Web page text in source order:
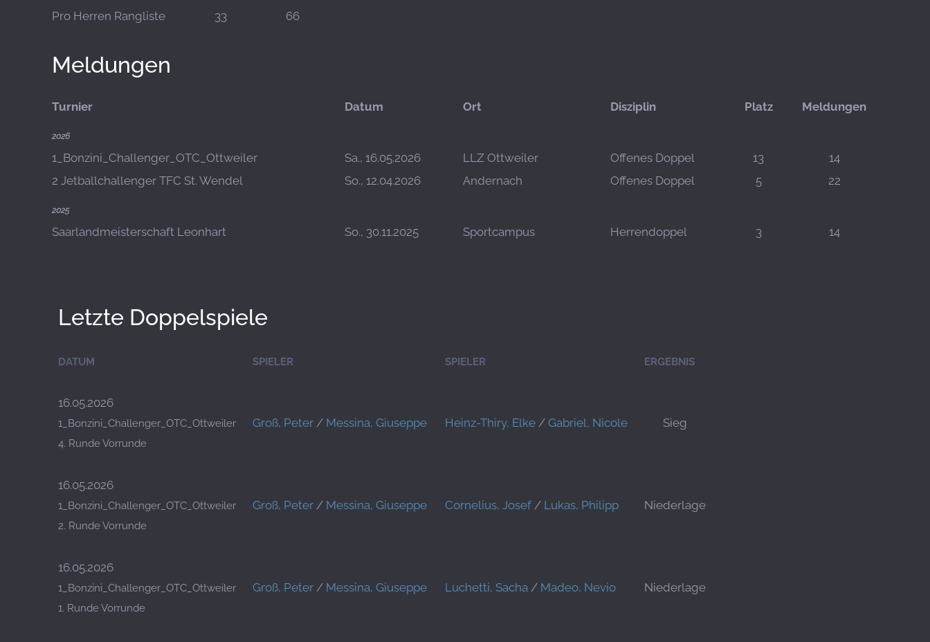
Pro Herren Rangliste 33 66
Meldungen
Turnier Datum Ort Disziplin Platz Meldungen
2026
1_Bonzini_Challenger_OTC_Ottweiler Sa., 16.05.2026 LLZ Ottweiler Offenes Doppel 13
14
2 Jetballchallenger TFC St. Wendel
So., 12.04.2026 Andernach Offenes Doppel 5 22
2025
Saarlandmeisterschaft Leonhart So., 30.11.2025 Sportcampus Herrendoppel 3 14
Letzte Doppelspiele
DATUM SPIELER SPIELER ERGEBNIS
16.05.2026
1_Bonzini_Challenger_OTC_Ottweiler
4. Runde Vorrunde
Groß, Peter / Messina, Giuseppe Heinz-Thiry, Elke / Gabriel, Nicole Sieg
16.05.2026
1_Bonzini_Challenger_OTC_Ottweiler
2. Runde Vorrunde
Groß, Peter / Messina, Giuseppe Cornelius, Josef / Lukas, Philipp Niederlage
16.05.2026
1_Bonzini_Challenger_OTC_Ottweiler
1. Runde Vorrunde
Groß, Peter / Messina, Giuseppe Luchetti, Sacha / Madeo, Nevio Niederlage